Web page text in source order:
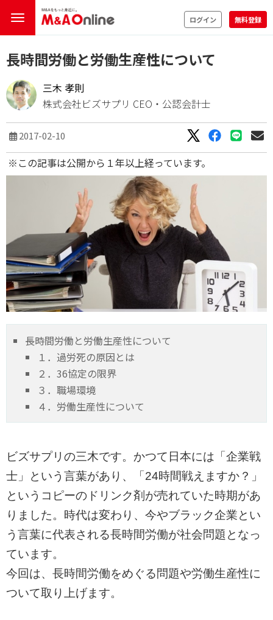
ログイン 無料登録
長時間労働と労働生産性について
三木 孝則
株式会社ビズサプリ CEO・公認会計士
2017-02-10
※この記事は公開から１年以上経っています。
長時間労働と労働生産性について
１．過労死の原因とは
２．36協定の限界
３．職場環境
４．労働生産性について
ビズサプリの三木です。かつて日本には「企業戦
士」という言葉があり、「 24時間戦えますか？」
というコピーのドリンク剤が売れていた時期があ
りました。時代は変わり、 今やブラック企業とい
う言葉に代表される長時間労働が社会問題となっ
ています。
今回は、 長時間労働をめぐる問題や労働生産性に
ついて取り上げます。